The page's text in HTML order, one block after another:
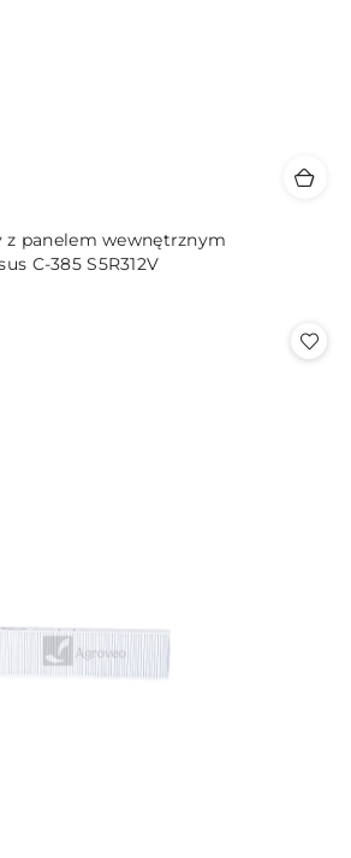
panelem wewnętrznym
C-385 S5R312V